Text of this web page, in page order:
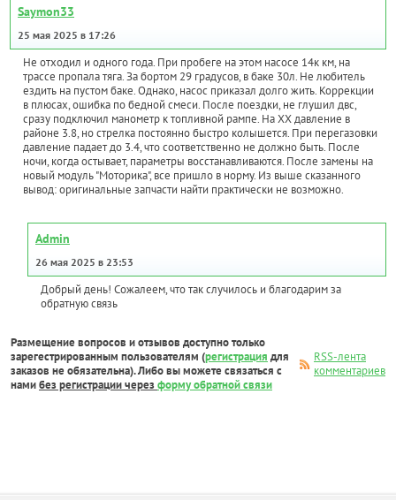
Saymon33
25 мая 2025 в 17:26
Не отходил и одного года. При пробеге на этом насосе 14к км, на
трассе пропала тяга. За бортом 29 градусов, в баке 30л. Не любитель
ездить на пустом баке. Однако, насос приказал долго жить. Коррекции
в плюсах, ошибка по бедной смеси. После поездки, не глушил двс,
сразу подключил манометр к топливной рампе. На ХХ давление в
районе 3.8, но стрелка постоянно быстро колышется. При перегазовки
давление падает до 3.4, что соответственно не должно быть. После
ночи, когда остывает, параметры восстанавливаются. После замены на
новый модуль "Моторика", все пришло в норму. Из выше сказанного
вывод: оригинальные запчасти найти практически не возможно.
Admin
26 мая 2025 в 23:53
Добрый день! Сожалеем, что так случилось и благодарим за
обратную связь
Размещение вопросов и отзывов доступно только
зарегестрированным пользователям (регистрация для
заказов не обязательна). Либо вы можете связаться с
намибез регистрации через форму обратной связи
RSS-лента
комментариев